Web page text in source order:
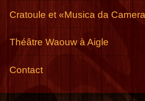
Cratoule et «Musica da
Théâtre Waouw à Aigle
Contact